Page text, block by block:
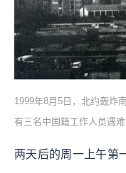
1999年8月5日，北约轰炸
有三名中国籍工作人员遇难
两天后的周一上午第